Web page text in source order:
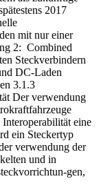
2017
mit nur einer
2: Combined
Steckverbindern
DC-Laden
3.1.3
Der verwendung
eine
ein Steckertyp
verwendung der
und in
gen,